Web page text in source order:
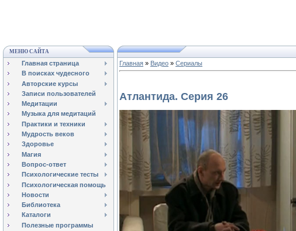
МЕНЮ САЙТА
Главная страница
В поисках чудесного
Авторские курсы
Записи пользователей
Медитации
Музыка для медитаций
Практики и техники
Мудрость веков
Здоровье
Магия
Вопрос-ответ
Психологические тесты
Психологическая помощь
Новости
Библиотека
Каталоги
Полезные программы
Главная » Видео » Сериалы
Атлантида. Серия 26